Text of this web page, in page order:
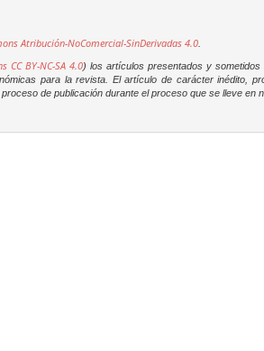
Atribución-NoComercial-SinDerivadas 4.0.
CC BY-NC-SA 4.0) los artículos presentados y
para la revista. El artículo de carácter inédito,
de publicación durante el proceso que se lleve en